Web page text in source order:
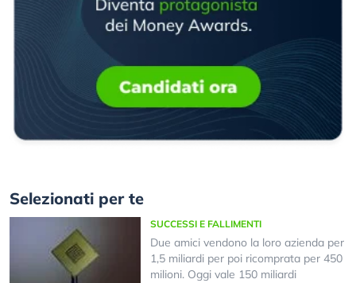
Selezionati per te
SUCCESSI E FALLIMENTI
Due amici vendono la loro azienda per
1,5 miliardi per poi ricomprata per 450
milioni. Oggi vale 150 miliardi